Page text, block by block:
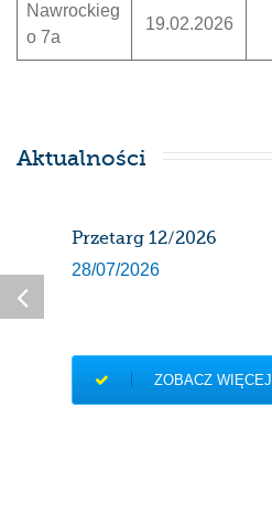
Nawrockieg
o 7a
19.02.2026
Aktualności
Przetarg 12/2026
28/07/2026
ZOBACZ WIĘCEJ